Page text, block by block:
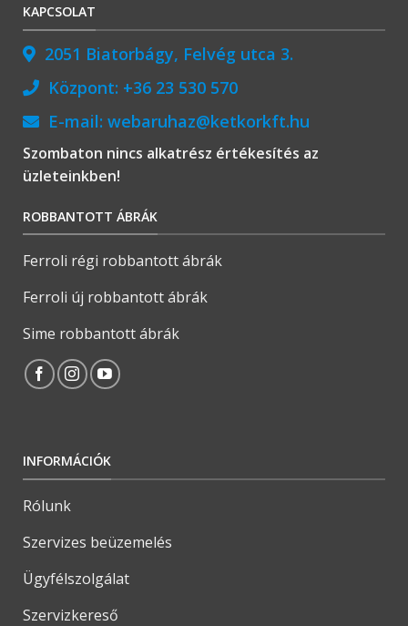
KAPCSOLAT
2051 Biatorbágy, Felvég utca 3.
Központ: +36 23 530 570
E-mail: webaruhaz@ketkorkft.hu
Szombaton nincs alkatrész értékesítés az
üzleteinkben!
ROBBANTOTT ÁBRÁK
Ferroli régi robbantott ábrák
Ferroli új robbantott ábrák
Sime robbantott ábrák
INFORMÁCIÓK
Rólunk
Szervizes beüzemelés
Ügyfélszolgálat
Szervizkereső